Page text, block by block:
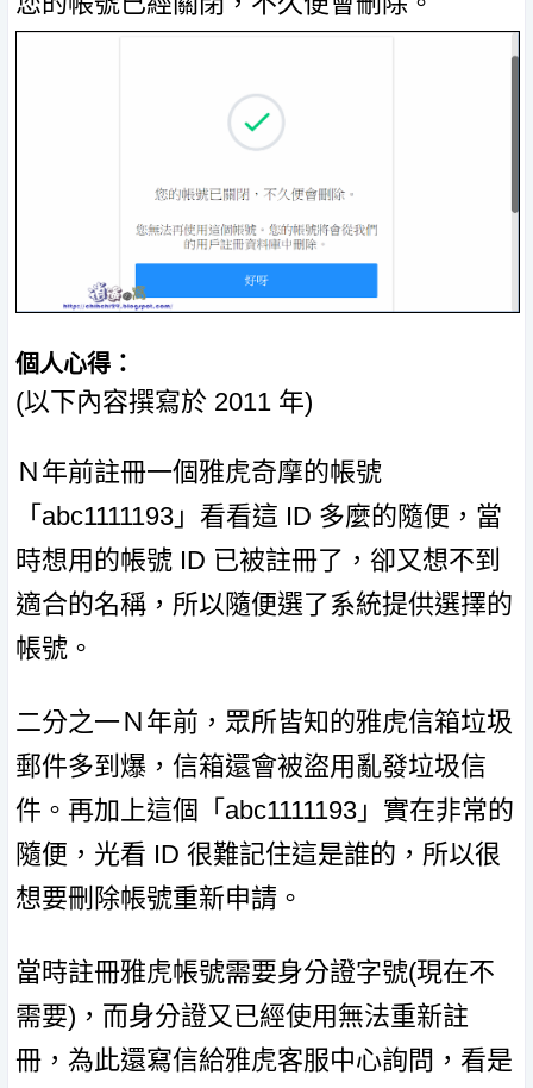
個人心得：
(以下內容撰寫於 2011 年)
Ｎ年前註冊一個雅虎奇摩的帳號
「abc1111193」看看這 ID 多麼的隨便，當
時想用的帳號 ID 已被註冊了，卻又想不到
適合的名稱，所以隨便選了系統提供選擇的
帳號。
二分之一Ｎ年前，眾所皆知的雅虎信箱垃圾
郵件多到爆，信箱還會被盜用亂發垃圾信
件。再加上這個「abc1111193」實在非常的
隨便，光看 ID 很難記住這是誰的，所以很
想要刪除帳號重新申請。
當時註冊雅虎帳號需要身分證字號(現在不
需要)，而身分證又已經使用無法重新註
冊，為此還寫信給雅虎客服中心詢問，看是